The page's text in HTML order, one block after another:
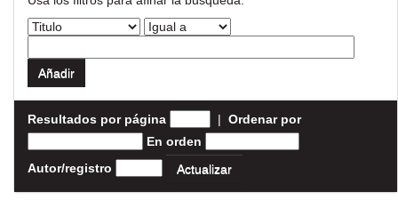
Resultados por página | Ordenar por
En orden
Autor/registro